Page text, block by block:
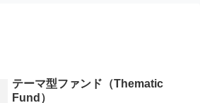
テーマ型ファンド（Thematic
Fund）